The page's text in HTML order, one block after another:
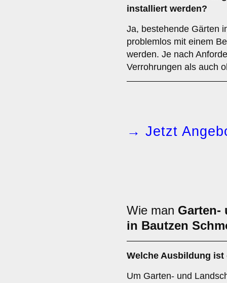
installiert werden?
Ja, bestehende Gärten
problemlos mit einem
werden. Je nach
Verrohrungen als auch
→ Jetzt
Wie man Garten-
in Bautzen
Welche Ausbildung
Um Garten- und